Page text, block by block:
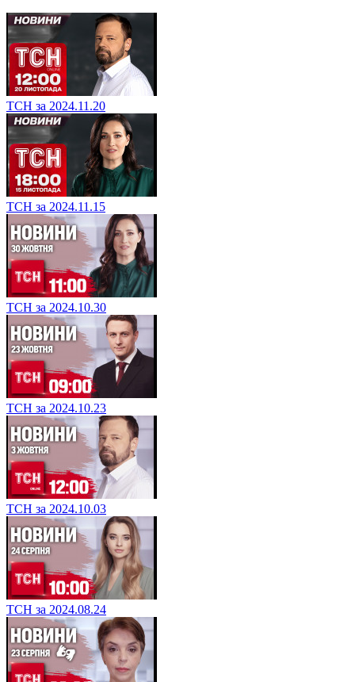
ТСН за 2024.11.20
ТСН за 2024.11.15
ТСН за 2024.10.30
ТСН за 2024.10.23
ТСН за 2024.10.03
ТСН за 2024.08.24